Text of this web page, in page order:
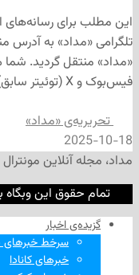
رسانه‌های اجتماعی
به آدرس منتشر
گردید. شما می‌توانید
«مداد»
مونترال
این وبگاه برای مجله
اخبار
سرخط خبرهای صبحگاهی
خبرهای کانادا